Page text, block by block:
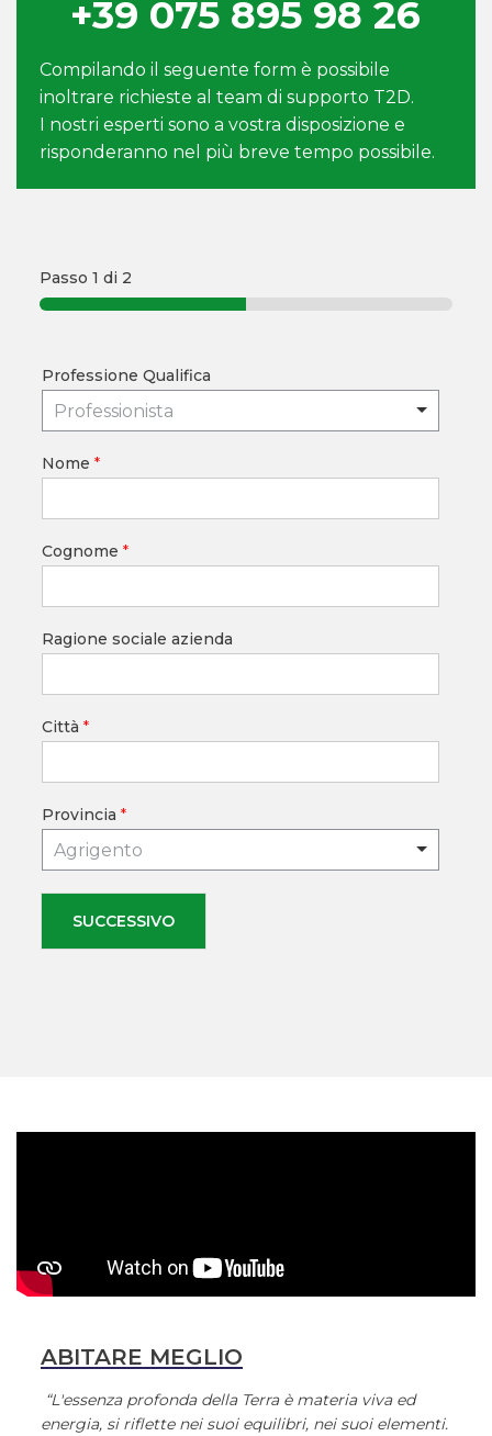
+39 075 895 98 26
Compilando il seguente form è possibile
inoltrare richieste al team di supporto T2D.
I nostri esperti sono a vostra disposizione e
risponderanno nel più breve tempo possibile.
Passo 1 di 2
Professione Qualifica
Professionista
Nome *
Cognome *
Ragione sociale azienda
Città *
Provincia *
Agrigento
SUCCESSIVO
ABITARE MEGLIO
“L'essenza profonda della Terra è materia viva ed
energia, si riflette nei suoi equilibri, nei suoi elementi.